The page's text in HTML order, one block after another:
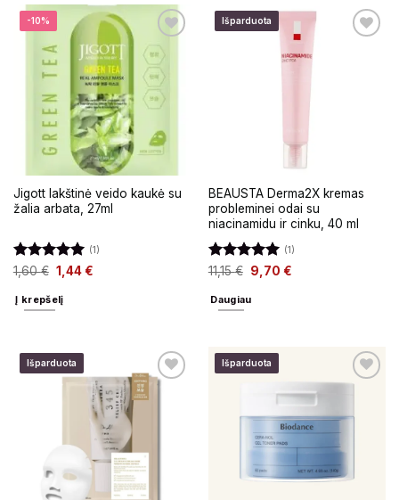
-10%
Jigott lakštinė veido kaukė su
žalia arbata, 27ml
Įvertinimas:
(1)
1,60€ 1,44€
Į krepšelį
Išparduota
BEAUSTA Derma2X kremas
probleminei odai su
niacinamidu ir cinku, 40 ml
Įvertinimas:
(1)
11,15€ 9,70 €
Daugiau
Išparduota Išparduota